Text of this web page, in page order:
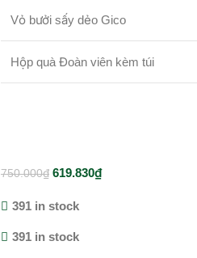
Vỏ bưởi sấy dẻo Gico
Hộp quà Đoàn viên kèm túi
750.000₫ 619.830₫
391 in stock
391 in stock